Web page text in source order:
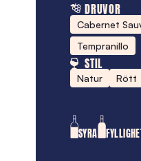
mängd
DRUVOR
Cabernet
Tempranillo
STIL
Natur Rött
SYRA